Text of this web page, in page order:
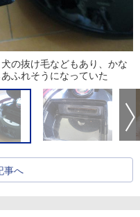
の抜け毛などもあり、かな
ふれそうになっていた
事へ